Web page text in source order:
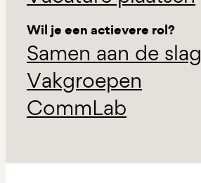
Wil je een actievere rol?
Samen aan de slag
Vakgroepen
CommLab